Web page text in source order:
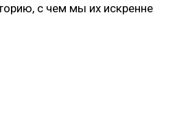
с чем мы их искренне